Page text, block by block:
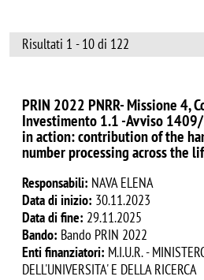
Risultati 1 - 10 di 122
PRIN 2022 PNRR- Missione 4,
Investimento 1.1 -Avviso
in action: contribution of the
number processing across the
Responsabili: NAVA ELENA
Data di inizio: 30.11.2023
Data di fine: 29.11.2025
Bando: Bando PRIN 2022
Enti finanziatori: M.I.U.R. -
DELL'UNIVERSITA' E DELLA RICERCA